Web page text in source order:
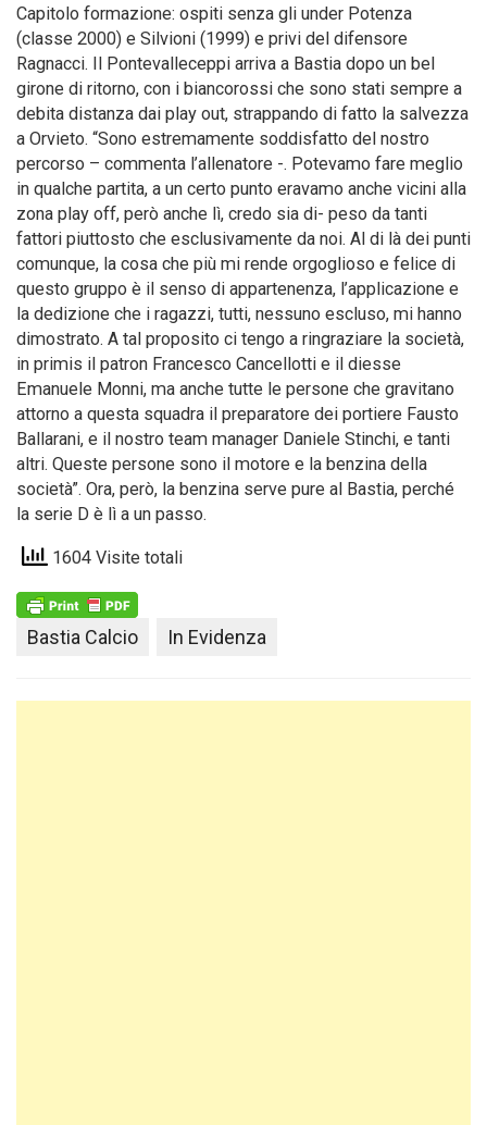
Capitolo formazione: ospiti senza gli under Potenza
(classe 2000) e Silvioni (1999) e privi del difensore
Ragnacci. Il Pontevalleceppi arriva a Bastia dopo un bel
girone di ritorno, con i biancorossi che sono stati sempre a
debita distanza dai play out, strappando di fatto la salvezza
a Orvieto. “Sono estremamente soddisfatto del nostro
percorso – commenta l’allenatore -. Potevamo fare meglio
in qualche partita, a un certo punto eravamo anche vicini alla
zona play off, però anche lì, credo sia di- peso da tanti
fattori piuttosto che esclusivamente da noi. Al di là dei punti
comunque, la cosa che più mi rende orgoglioso e felice di
questo gruppo è il senso di appartenenza, l’applicazione e
la dedizione che i ragazzi, tutti, nessuno escluso, mi hanno
dimostrato. A tal proposito ci tengo a ringraziare la società,
in primis il patron Francesco Cancellotti e il diesse
Emanuele Monni, ma anche tutte le persone che gravitano
attorno a questa squadra il preparatore dei portiere Fausto
Ballarani, e il nostro team manager Daniele Stinchi, e tanti
altri. Queste persone sono il motore e la benzina della
società”. Ora, però, la benzina serve pure al Bastia, perché
la serie D è lì a un passo.
1604 Visite totali
Bastia Calcio In Evidenza